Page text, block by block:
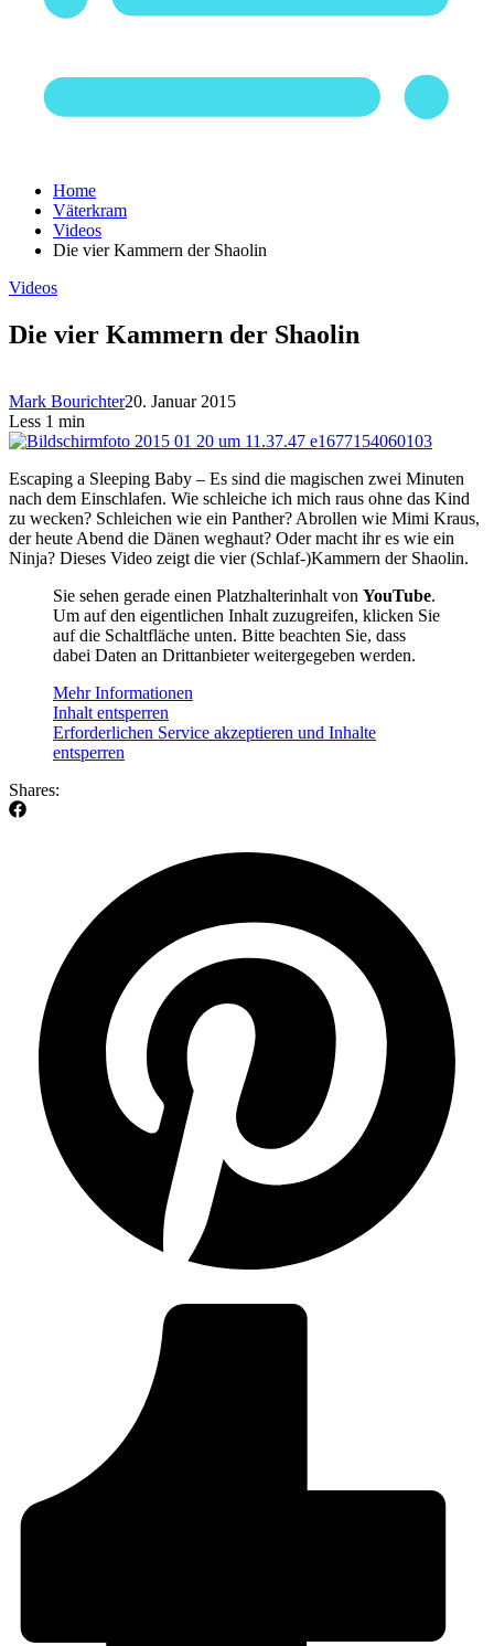
Home
Väterkram
Videos
Die vier Kammern der Shaolin
Videos
Die vier Kammern der Shaolin
Mark Bourichter20. Januar 2015
Less 1 min
Escaping a Sleeping Baby – Es sind die magischen zwei Minuten
nach dem Einschlafen. Wie schleiche ich mich raus ohne das Kind
zu wecken? Schleichen wie ein Panther? Abrollen wie Mimi Kraus,
der heute Abend die Dänen weghaut? Oder macht ihr es wie ein
Ninja? Dieses Video zeigt die vier (Schlaf-)Kammern der Shaolin.
Sie sehen gerade einen Platzhalterinhalt von YouTube.
Um auf den eigentlichen Inhalt zuzugreifen, klicken Sie
auf die Schaltfläche unten. Bitte beachten Sie, dass
dabei Daten an Drittanbieter weitergegeben werden.
Mehr Informationen
Inhalt entsperren
Erforderlichen Service akzeptieren und Inhalte
entsperren
Shares: